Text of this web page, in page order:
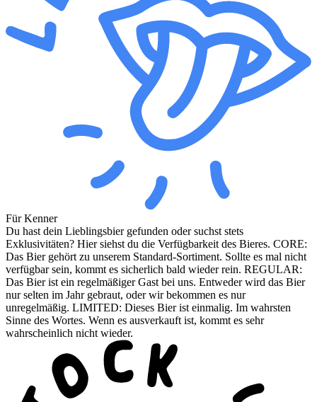
Für Kenner
Du hast dein Lieblingsbier gefunden oder suchst stets
Exklusivitäten? Hier siehst du die Verfügbarkeit des Bieres. CORE:
Das Bier gehört zu unserem Standard-Sortiment. Sollte es mal nicht
verfügbar sein, kommt es sicherlich bald wieder rein. REGULAR:
Das Bier ist ein regelmäßiger Gast bei uns. Entweder wird das Bier
nur selten im Jahr gebraut, oder wir bekommen es nur
unregelmäßig. LIMITED: Dieses Bier ist einmalig. Im wahrsten
Sinne des Wortes. Wenn es ausverkauft ist, kommt es sehr
wahrscheinlich nicht wieder.